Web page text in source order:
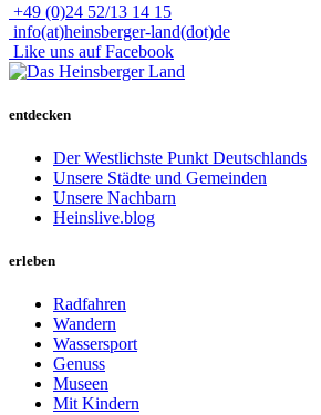
+49 (0)24 52/13 14 15
info(at)heinsberger-land(dot)de
Like uns auf Facebook
entdecken
Der Westlichste Punkt Deutschlands
Unsere Städte und Gemeinden
Unsere Nachbarn
Heinslive.blog
erleben
Radfahren
Wandern
Wassersport
Genuss
Museen
Mit Kindern